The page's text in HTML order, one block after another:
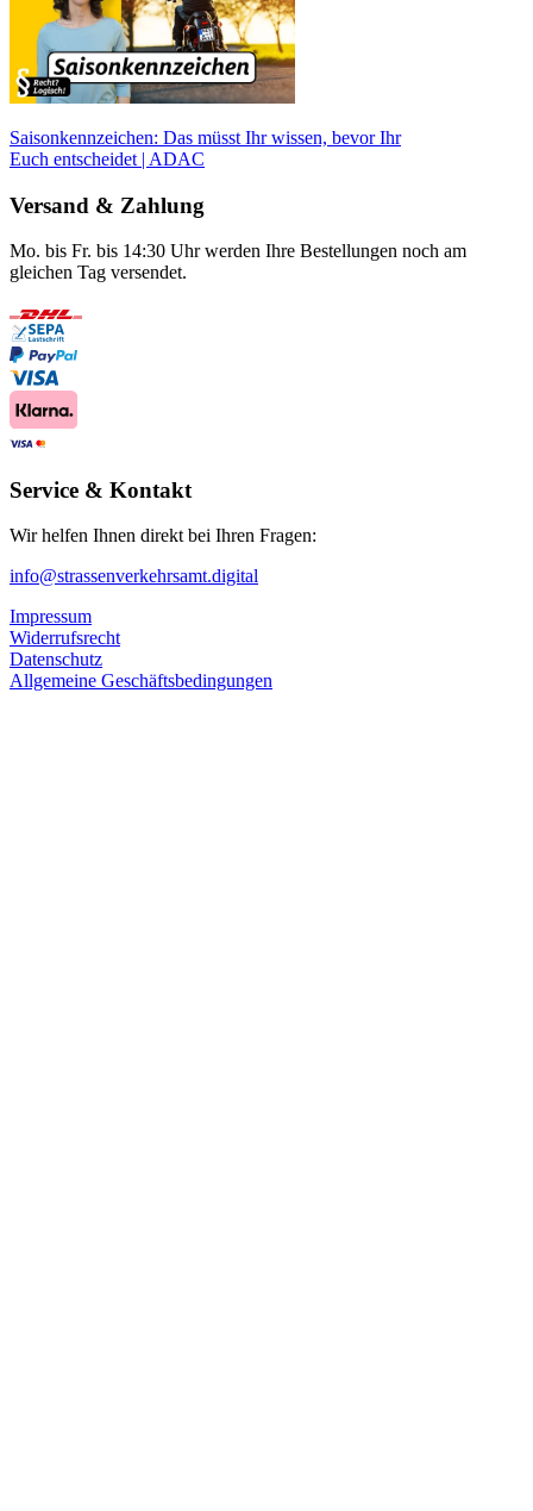
Saisonkennzeichen: Das müsst Ihr wissen, bevor Ihr
Euch entscheidet | ADAC
Versand & Zahlung
Mo. bis Fr. bis 14:30 Uhr werden Ihre Bestellungen noch am
gleichen Tag versendet.
Service & Kontakt
Wir helfen Ihnen direkt bei Ihren Fragen:
info@strassenverkehrsamt.digital
Impressum
Widerrufsrecht
Datenschutz
Allgemeine Geschäftsbedingungen